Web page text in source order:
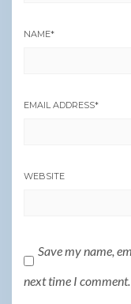
NAME*
EMAIL ADDRESS*
WEBSITE
Save my name,
next time I comment.